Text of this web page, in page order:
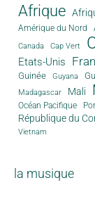
Afrique
Amérique du Nord
Canada Cap Vert
Etats-Unis
Guinée Guyana
Madagascar Mali
Océan Pacifique
République du
Vietnam
la musique